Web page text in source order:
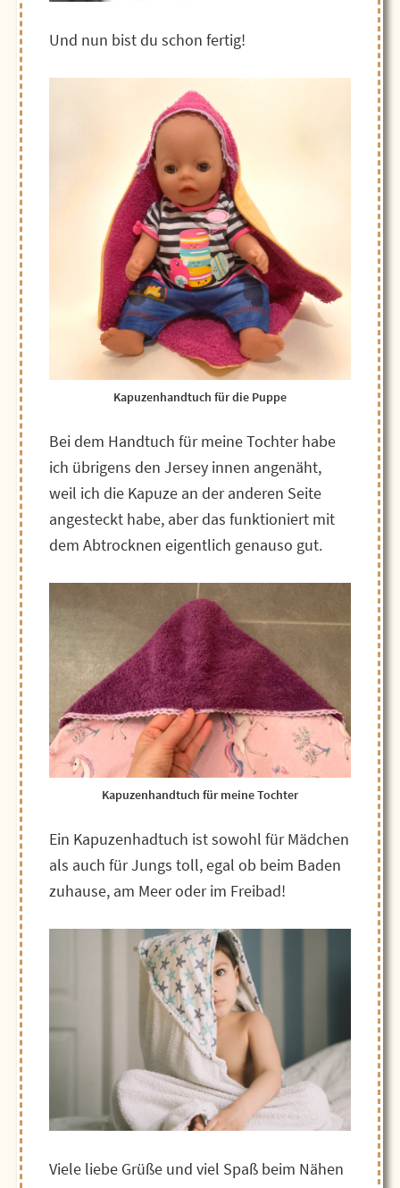
Und nun bist du schon fertig!
Kapuzenhandtuch für die Puppe
Bei dem Handtuch für meine Tochter habe
ich übrigens den Jersey innen angenäht,
weil ich die Kapuze an der anderen Seite
angesteckt habe, aber das funktioniert mit
dem Abtrocknen eigentlich genauso gut.
Kapuzenhandtuch für meine Tochter
Ein Kapuzenhadtuch ist sowohl für Mädchen
als auch für Jungs toll, egal ob beim Baden
zuhause, am Meer oder im Freibad!
Viele liebe Grüße und viel Spaß beim Nähen